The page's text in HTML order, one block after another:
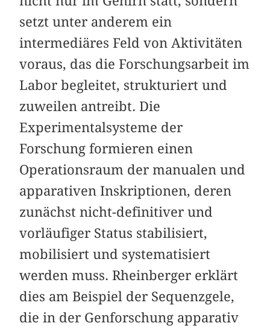
setzt unter anderem ein
intermediäres Feld von Aktivitäten
voraus, das die Forschungsarbeit im
Labor begleitet, strukturiert und
zuweilen antreibt. Die
Experimentalsysteme der
Forschung formieren einen
Operationsraum der manualen und
apparativen Inskriptionen, deren
zunächst nicht-definitiver und
vorläufiger Status stabilisiert,
mobilisiert und systematisiert
werden muss. Rheinberger erklärt
dies am Beispiel der Sequenzgele,
die in der Genforschung apparativ